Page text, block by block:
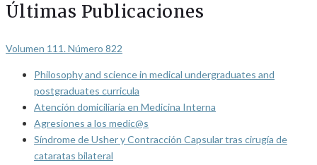
Últimas Publicaciones
Volumen 111. Número 822
Philosophy and science in medical undergraduates and
postgraduates curricula
Atención domiciliaria en Medicina Interna
Agresiones a los medic@s
Síndrome de Usher y Contracción Capsular tras cirugía de
cataratas bilateral